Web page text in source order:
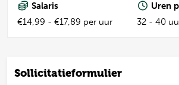
Salaris
€14,99 - €17,89 per uur
Uren
32 - 40
Sollicitatieformulier